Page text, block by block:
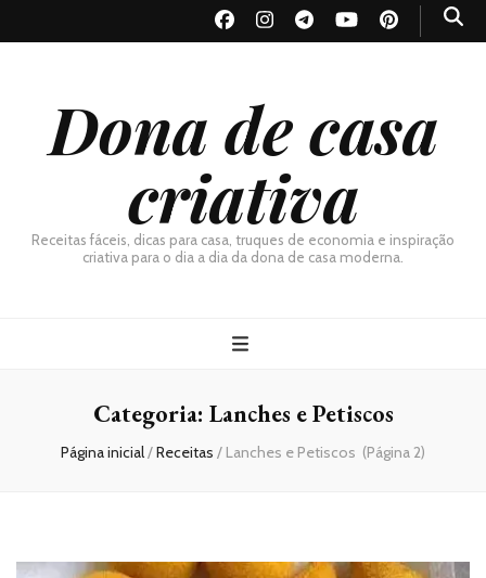
Dona de casa
criativa
Receitas fáceis, dicas para casa, truques de economia e inspiração
criativa para o dia a dia da dona de casa moderna.
Categoria: Lanches e Petiscos
Página inicial/Receitas / Lanches e Petiscos (Página 2)